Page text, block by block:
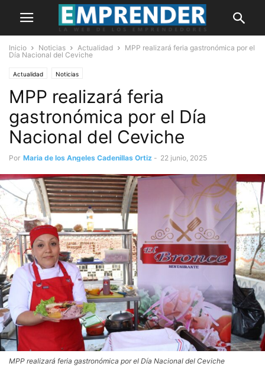
Inicio Noticias Actualidad
MPP realizará feria gastronómica por el
Día Nacional del Ceviche
Actualidad Noticias
MPP realizará feria
gastronómica por el Día
Nacional del Ceviche
Por Maria de los Angeles Cadenillas Ortiz - 22 junio, 2025
MPP realizará feria gastronómica por el Día Nacional del Ceviche